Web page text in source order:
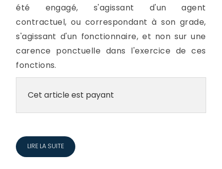
été engagé, s'agissant d'un agent
contractuel, ou correspondant à son grade,
s'agissant d'un fonctionnaire, et non sur une
carence ponctuelle dans l'exercice de ces
fonctions.
Cet article est payant
LIRE LA SUITE